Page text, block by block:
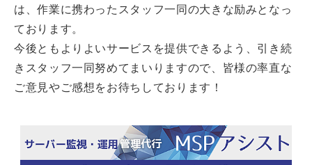
は、作業に携わったスタッフ一同の大きな励みとなっ
ております。
今後ともよりよいサービスを提供できるよう、引き続
きスタッフ一同努めてまいりますので、皆様の率直な
ご意見やご感想をお待ちしております！